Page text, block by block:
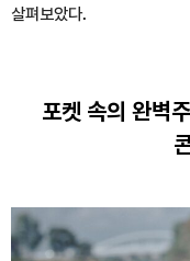
살펴보았다.
포켓 속의 완벽